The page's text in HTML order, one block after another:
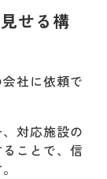
せる構
社に依頼で
対応施設の
ことで、信